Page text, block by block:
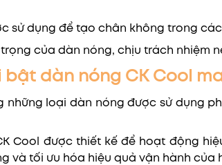
sử dụng để tạo chân không trong
của dàn nóng, chịu trách nhiệm
bật dàn nóng CK Cool
những loại dàn nóng được sử dụng
Cool được thiết kế để hoạt động
và tối ưu hóa hiệu quả vận hành của